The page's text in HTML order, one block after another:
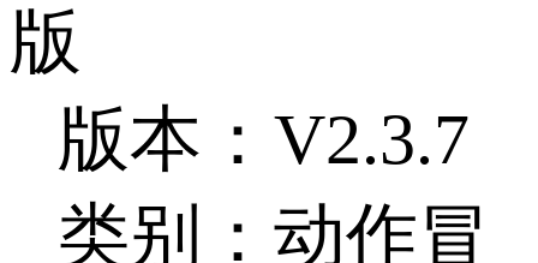
版
版本：V2.3.7
类别：动作冒